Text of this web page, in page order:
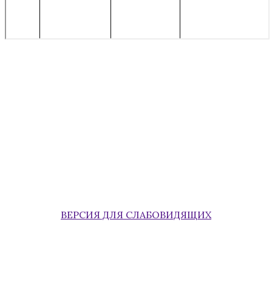
ВЕРСИЯ ДЛЯ СЛАБОВИДЯЩИХ